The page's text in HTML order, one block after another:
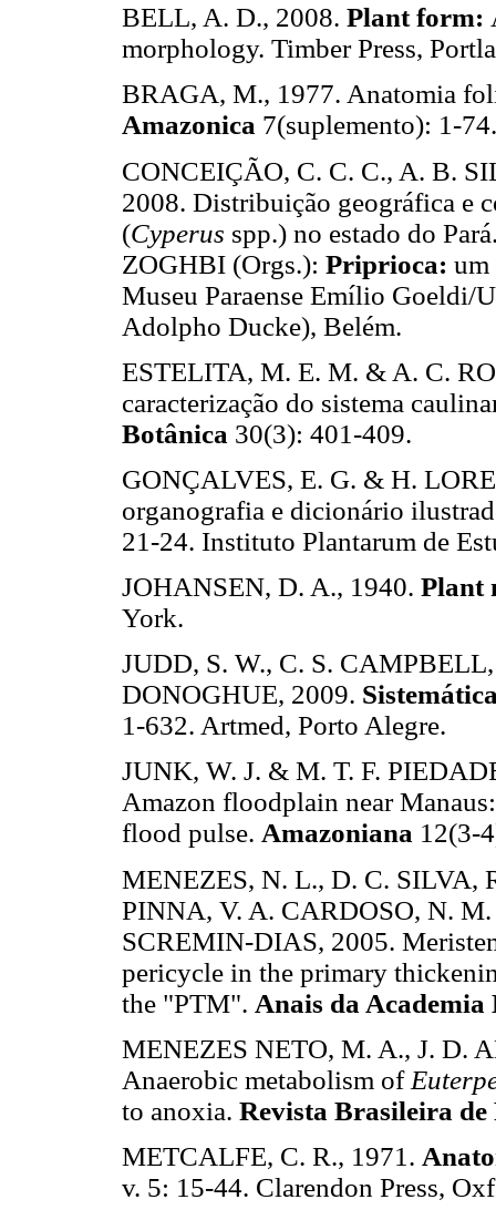
BELL, A. D., 2008. Plant form:
morphology. Timber Press,
BRAGA, M., 1977. Anatomia
Amazonica 7(suplemento): 1-74.
CONCEIÇÃO, C. C. C., A. B.
2008. Distribuição geográfica e
(Cyperus spp.) no estado do
ZOGHBI (Orgs.): Priprioca: um
Museu Paraense Emílio Goeldi/
Adolpho Ducke), Belém.
ESTELITA, M. E. M. & A. C.
caracterização do sistema
Botânica 30(3): 401-409.
GONÇALVES, E. G. & H.
organografia e dicionário
21-24. Instituto Plantarum de
JOHANSEN, D. A., 1940. Plant
York.
JUDD, S. W., C. S.
DONOGHUE, 2009.
1-632. Artmed, Porto Alegre.
JUNK, W. J. & M. T. F.
Amazon floodplain near
flood pulse. Amazoniana 12(3-
MENEZES, N. L., D. C. SILVA,
PINNA, V. A. CARDOSO, N.
SCREMIN-DIAS, 2005.
pericycle in the primary
the "PTM". Anais da
MENEZES NETO, M. A., J. D.
Anaerobic metabolism of
to anoxia. Revista Brasileira
METCALFE, C. R., 1971.
v. 5: 15-44. Clarendon Press,